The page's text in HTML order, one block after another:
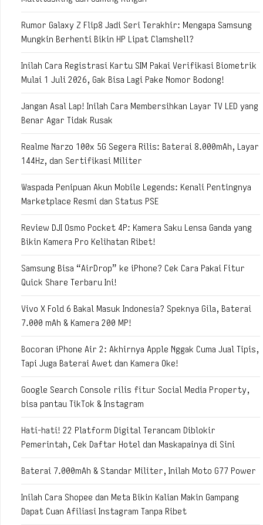
Rumor Galaxy Z Flip8 Jadi Seri Terakhir: Mengapa Samsung
Mungkin Berhenti Bikin HP Lipat Clamshell?
Inilah Cara Registrasi Kartu SIM Pakai Verifikasi Biometrik
Mulai 1 Juli 2026, Gak Bisa Lagi Pake Nomor Bodong!
Jangan Asal Lap! Inilah Cara Membersihkan Layar TV LED yang
Benar Agar Tidak Rusak
Realme Narzo 100x 5G Segera Rilis: Baterai 8.000mAh, Layar
144Hz, dan Sertifikasi Militer
Waspada Penipuan Akun Mobile Legends: Kenali Pentingnya
Marketplace Resmi dan Status PSE
Review DJI Osmo Pocket 4P: Kamera Saku Lensa Ganda yang
Bikin Kamera Pro Kelihatan Ribet!
Samsung Bisa “AirDrop” ke iPhone? Cek Cara Pakai Fitur
Quick Share Terbaru Ini!
Vivo X Fold 6 Bakal Masuk Indonesia? Speknya Gila, Baterai
7.000 mAh & Kamera 200 MP!
Bocoran iPhone Air 2: Akhirnya Apple Nggak Cuma Jual Tipis,
Tapi Juga Baterai Awet dan Kamera Oke!
Google Search Console rilis fitur Social Media Property,
bisa pantau TikTok & Instagram
Hati-hati! 22 Platform Digital Terancam Diblokir
Pemerintah, Cek Daftar Hotel dan Maskapainya di Sini
Baterai 7.000mAh & Standar Militer, Inilah Moto G77 Power
Inilah Cara Shopee dan Meta Bikin Kalian Makin Gampang
Dapat Cuan Afiliasi Instagram Tanpa Ribet